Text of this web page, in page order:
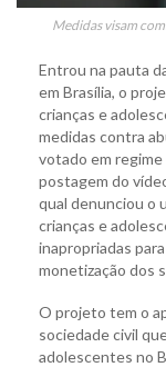
Medidas visam
Entrou na pauta
em Brasília, o
crianças e
medidas contra
votado em
postagem do
qual denunciou o
crianças e
inapropriadas
monetização dos
O projeto tem o
sociedade civil
adolescentes no